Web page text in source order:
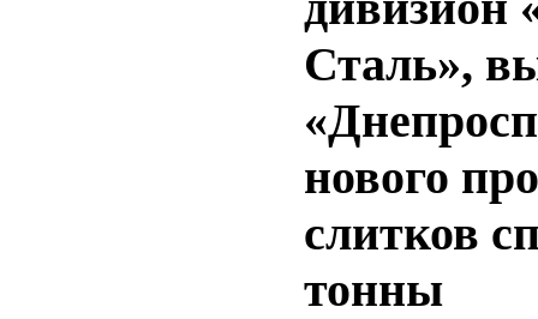
Сталь»,
нового
слитков
тонны